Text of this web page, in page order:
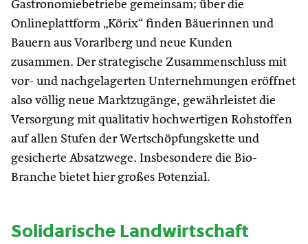
Gastronomiebetriebe gemeinsam; über die
Onlineplattform „Körix“ finden Bäuerinnen und
Bauern aus Vorarlberg und neue Kunden
zusammen. Der strategische Zusammenschluss mit
vor- und nachgelagerten Unternehmungen eröffnet
also völlig neue Marktzugänge, gewährleistet die
Versorgung mit qualitativ hochwertigen Rohstoffen
auf allen Stufen der Wertschöpfungskette und
gesicherte Absatzwege. Insbesondere die Bio-
Branche bietet hier großes Potenzial.
Solidarische Landwirtschaft